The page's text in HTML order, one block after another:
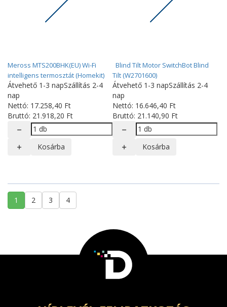
Meross MTS200BHK(EU) Wi-Fi
intelligens termosztát (Homekit)
Átvehető 1-3 napSzállítás 2-4
nap
Nettó: 17.258,40 Ft
Bruttó: 21.918,20 Ft
Kosárba
Blind Tilt Motor SwitchBot Blind
Tilt (W2701600)
Átvehető 1-3 napSzállítás 2-4
nap
Nettó: 16.646,40 Ft
Bruttó: 21.140,90 Ft
Kosárba
1 2 3 4